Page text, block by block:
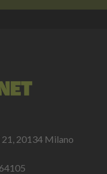
20134 Milano